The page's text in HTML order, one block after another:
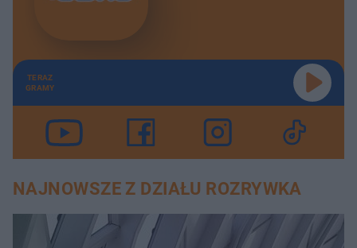
TERAZ
GRAMY
NAJNOWSZE Z DZIAŁU ROZRYWKA